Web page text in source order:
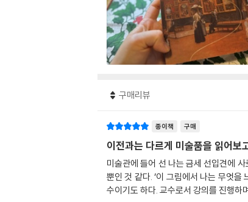
구매리뷰
종이책 구매
이전과는 다르게 미술품을 읽어
미술관에 들어 선 나는 금세 선입견에
뿐인 것 같다. ‘이 그림에서 나는 무엇
수이기도 하다. 교수로서 강의를 진행하